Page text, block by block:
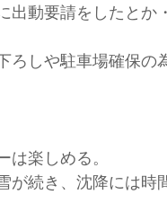
トワーク 雪崩業務従
出動要請をしたとか
ろしや駐車場確保の
楽しめる。
続き、沈降には時